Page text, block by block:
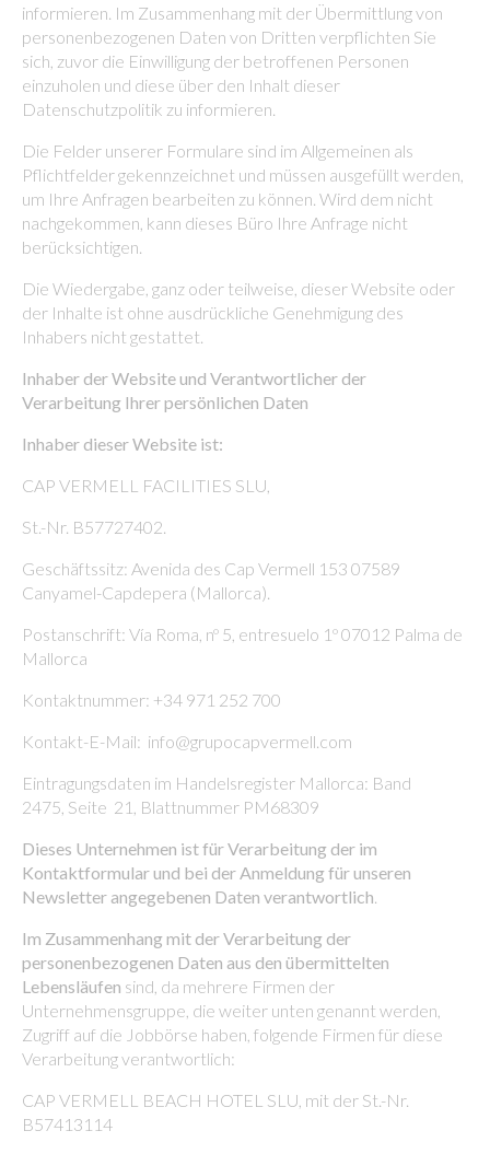
informieren. Im Zusammenhang mit der Übermittlung von
personenbezogenen Daten von Dritten verpflichten Sie
sich, zuvor die Einwilligung der betroffenen Personen
einzuholen und diese über den Inhalt dieser
Datenschutzpolitik zu informieren.
Die Felder unserer Formulare sind im Allgemeinen als
Pflichtfelder gekennzeichnet und müssen ausgefüllt werden,
um Ihre Anfragen bearbeiten zu können. Wird dem nicht
nachgekommen, kann dieses Büro Ihre Anfrage nicht
berücksichtigen.
Die Wiedergabe, ganz oder teilweise, dieser Website oder
der Inhalte ist ohne ausdrückliche Genehmigung des
Inhabers nicht gestattet.
Inhaber der Website und Verantwortlicher der
Verarbeitung Ihrer persönlichen Daten
Inhaber dieser Website ist:
CAP VERMELL FACILITIES SLU,
St.-Nr. B57727402.
Geschäftssitz: Avenida des Cap Vermell 153 07589
Canyamel-Capdepera (Mallorca).
Postanschrift: Vía Roma, nº 5, entresuelo 1º 07012 Palma de
Mallorca
Kontaktnummer: +34 971 252 700
Kontakt-E-Mail: info@grupocapvermell.com
Eintragungsdaten im Handelsregister Mallorca: Band
2475, Seite 21, Blattnummer PM68309
Dieses Unternehmen ist für Verarbeitung der im
Kontaktformular und bei der Anmeldung für unseren
Newsletter angegebenen Daten verantwortlich.
Im Zusammenhang mit der Verarbeitung der
personenbezogenen Daten aus den übermittelten
Lebensläufen sind, da mehrere Firmen der
Unternehmensgruppe, die weiter unten genannt werden,
Zugriff auf die Jobbörse haben, folgende Firmen für diese
Verarbeitung verantwortlich:
CAP VERMELL BEACH HOTEL SLU, mit der St.-Nr.
B57413114